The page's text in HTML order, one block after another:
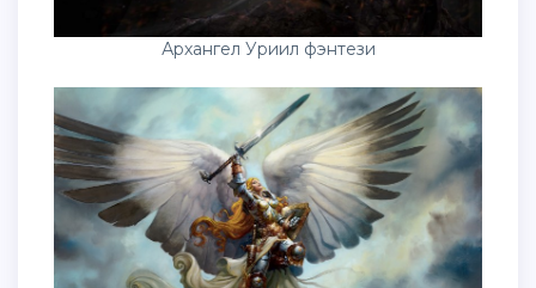
Архангел Уриил фэнтези